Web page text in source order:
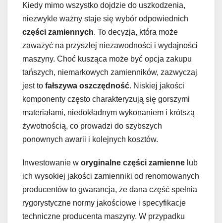
Kiedy mimo wszystko dojdzie do uszkodzenia,
niezwykle ważny staje się wybór odpowiednich
części zamiennych. To decyzja, która może
zaważyć na przyszłej niezawodności i wydajności
maszyny. Choć kusząca może być opcja zakupu
tańszych, niemarkowych zamienników, zazwyczaj
jest to fałszywa oszczędność. Niskiej jakości
komponenty często charakteryzują się gorszymi
materiałami, niedokładnym wykonaniem i krótszą
żywotnością, co prowadzi do szybszych
ponownych awarii i kolejnych kosztów.
Inwestowanie w oryginalne części zamienne lub
ich wysokiej jakości zamienniki od renomowanych
producentów to gwarancja, że dana część spełnia
rygorystyczne normy jakościowe i specyfikacje
techniczne producenta maszyny. W przypadku